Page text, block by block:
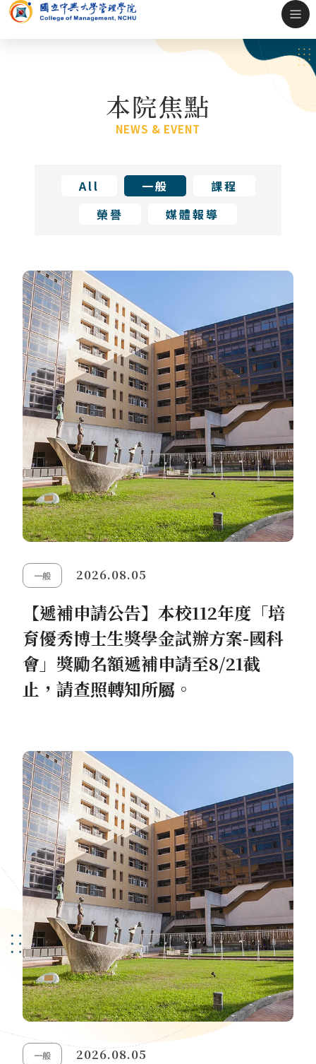
本院焦點
NEWS & EVENT
All 一般
課程
榮譽
媒體報導
一般 2026.08.05
【遞補申請公告】本校112年度「培
育優秀博士生獎學金試辦方案-國科
會」獎勵名額遞補申請至8/21截
止，請查照轉知所屬。
一般 2026.08.05